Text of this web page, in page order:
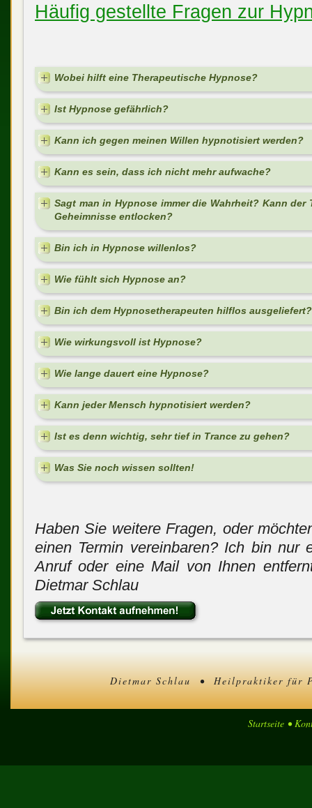
Häufig gestellte Fragen zur
Wobei hilft eine Therapeutische Hypnose?
Ist Hypnose gefährlich?
Kann ich gegen meinen Willen hypnotisiert werden?
Kann es sein, dass ich nicht mehr aufwache?
Sagt man in Hypnose immer die Wahrheit? Kann
Geheimnisse entlocken?
Bin ich in Hypnose willenlos?
Wie fühlt sich Hypnose an?
Bin ich dem Hypnosetherapeuten hilflos ausgeliefert?
Wie wirkungsvoll ist Hypnose?
Wie lange dauert eine Hypnose?
Kann jeder Mensch hypnotisiert werden?
Ist es denn wichtig, sehr tief in Trance zu gehen?
Was Sie noch wissen sollten!
Haben Sie weitere Fragen, oder
einen Termin vereinbaren? Ich bin nur
Anruf oder eine Mail von Ihnen
Dietmar Schlau
Dietmar Schlau • Heilpraktiker für
Startseite•